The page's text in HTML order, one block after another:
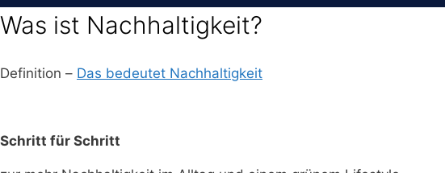
Was ist Nachhaltigkeit?
Definition – Das bedeutet Nachhaltigkeit
Schritt für Schritt